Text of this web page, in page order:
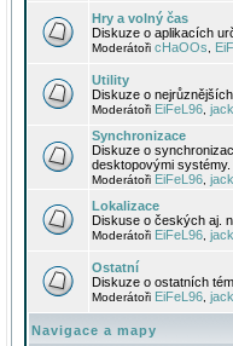
Hry a volný čas
Diskuze o aplikacích
Moderátoři cHaOOs
Utility
Diskuze o
Moderátoři EiFeL96
Synchronizace
Diskuze o
desktopovými systémy.
Moderátoři EiFeL96
Lokalizace
Diskuse o českých aj.
Moderátoři EiFeL96
Ostatní
Diskuze o ostatních
Moderátoři EiFeL96
Navigace a mapy